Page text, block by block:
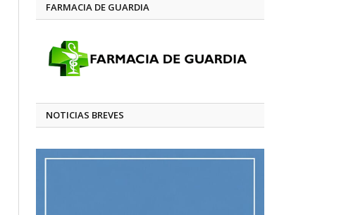
FARMACIA DE GUARDIA
NOTICIAS BREVES